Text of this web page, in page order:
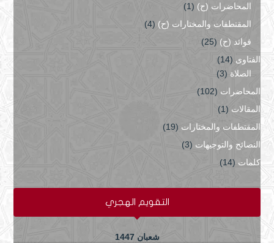
المحاضرات (ح) (1)
المقتطفات والمختارات (ح) (4)
فوائد (ح) (25)
الفتاوى (14)
الصلاة (3)
المحاضرات (102)
المقالات (1)
المقتطفات والمختارات (19)
النصائح والتوجيهات (3)
كلمات (14)
التقويم الهجري
شعبان 1447